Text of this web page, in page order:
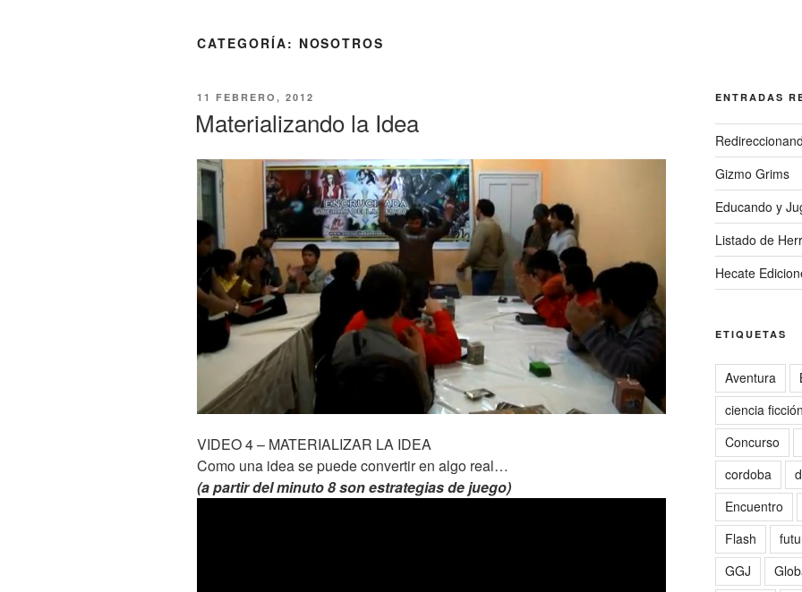
CATEGORÍA: NOSOTROS
PUBLICADO
11 FEBRERO, 2012
Materializando la Idea
VIDEO 4 – MATERIALIZAR LA IDEA
Como una idea se puede convertir en algo real…
(a partir del minuto 8 son estrategias de juego)
ENTRADAS
Gizmo Grims
Educando y
Listado de
Hecate
ETIQUETAS
Aventura
ciencia ficción
Concurso
cordoba
Encuentro
Flash
GGJ